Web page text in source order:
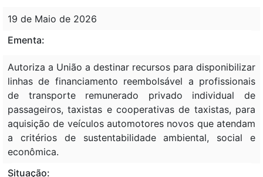
19 de Maio de 2026
Ementa:
Autoriza a União a destinar recursos para disponibilizar
linhas de financiamento reembolsável a profissionais
de transporte remunerado privado individual de
passageiros, taxistas e cooperativas de taxistas, para
aquisição de veículos automotores novos que atendam
a critérios de sustentabilidade ambiental, social e
econômica.
Situação: